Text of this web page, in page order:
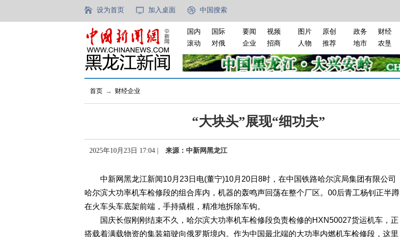
设为首页 加入桌面 中国搜索
国内
国际
滚动
对俄
要闻
视频
企业
招商
图片
原创
人物
推荐
政务
财经
地市
农垦
首页 → 财经企业
“大块头”展现“细功夫”
2025年10月23日 17:04 | 来源：中新网黑龙江
中新网黑龙江新闻10月23日电(董宁)10月20日8时，在中国铁路哈尔滨局集团有限公司
哈尔滨大功率机车检修段的组合库内，机器的轰鸣声回荡在整个厂区。00后青工杨钊正半蹲
在火车头车底架前端，手持撬棍，精准地拆除车钩。
国庆长假刚刚结束不久，哈尔滨大功率机车检修段负责检修的HXN50027货运机车，正
搭载着满载物资的集装箱驶向俄罗斯境内。作为中国最北端的大功率内燃机车检修段，这里